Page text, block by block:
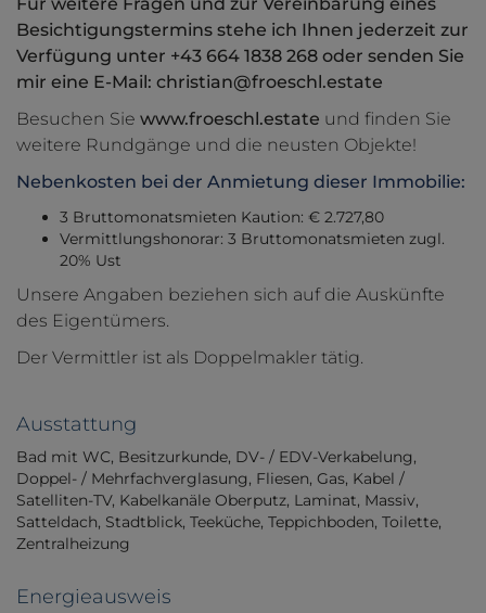
Für weitere Fragen und zur Vereinbarung eines
Besichtigungstermins stehe ich Ihnen jederzeit zur
Verfügung unter +43 664 1838 268 oder senden Sie
mir eine E-Mail: christian@froeschl.estate
Besuchen Sie www.froeschl.estate und finden Sie
weitere Rundgänge und die neusten Objekte!
Nebenkosten bei der Anmietung dieser Immobilie:
3 Bruttomonatsmieten Kaution: € 2.727,80
Vermittlungshonorar: 3 Bruttomonatsmieten zugl.
20% Ust
Unsere Angaben beziehen sich auf die Auskünfte
des Eigentümers.
Der Vermittler ist als Doppelmakler tätig.
Ausstattung
Bad mit WC Besitzurkunde DV- / EDV-Verkabelung
Doppel- / Mehrfachverglasung Fliesen Gas Kabel /
Satelliten-TV Kabelkanäle Oberputz Laminat Massiv
Satteldach Stadtblick Teeküche Teppichboden Toilette
Zentralheizung
Energieausweis